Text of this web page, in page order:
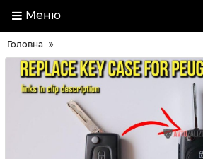
Меню
Головна